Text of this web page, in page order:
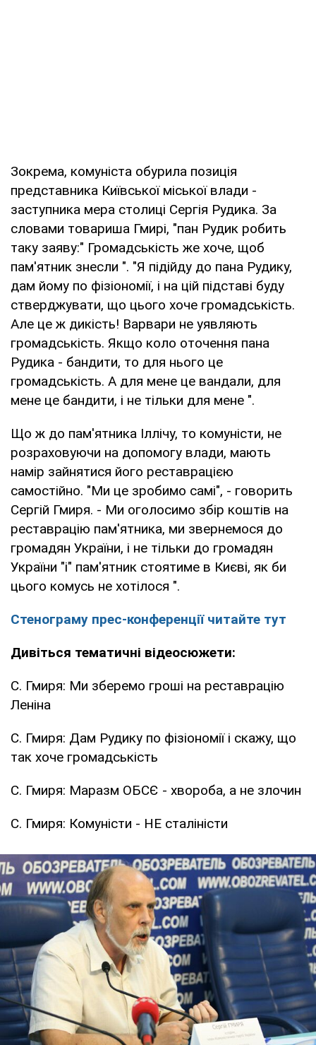
Зокрема, комуніста обурила позиція
представника Київської міської влади -
заступника мера столиці Сергія Рудика. За
словами товариша Гмирі, "пан Рудик робить
таку заяву:" Громадськість же хоче, щоб
пам'ятник знесли ". "Я підійду до пана Рудику,
дам йому по фізіономії, і на цій підставі буду
стверджувати, що цього хоче громадськість.
Але це ж дикість! Варвари не уявляють
громадськість. Якщо коло оточення пана
Рудика - бандити, то для нього це
громадськість. А для мене це вандали, для
мене це бандити, і не тільки для мене ".
Що ж до пам'ятника Іллічу, то комуністи, не
розраховуючи на допомогу влади, мають
намір зайнятися його реставрацією
самостійно. "Ми це зробимо самі", - говорить
Сергій Гмиря. - Ми оголосимо збір коштів на
реставрацію пам'ятника, ми звернемося до
громадян України, і не тільки до громадян
України "і" пам'ятник стоятиме в Києві, як би
цього комусь не хотілося ".
Стенограму прес-конференції читайте тут
Дивіться тематичні відеосюжети:
С. Гмиря: Ми зберемо гроші на реставрацію
Леніна
С. Гмиря: Дам Рудику по фізіономії і скажу, що
так хоче громадськість
С. Гмиря: Маразм ОБСЄ - хвороба, а не злочин
С. Гмиря: Комуністи - НЕ сталіністи